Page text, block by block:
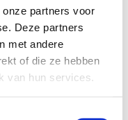
partners voor
Deze partners
met andere
of die ze hebben
van hun services.
je beschikbaar
rekening houden
de activiteiten
de slag gaat.